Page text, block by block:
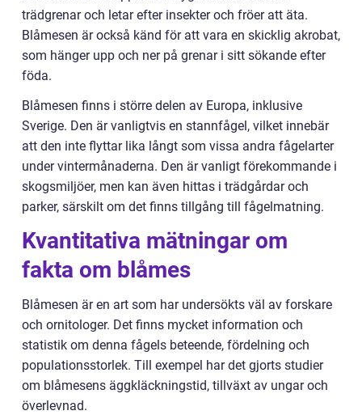
trädgrenar och letar efter insekter och fröer att äta.
Blåmesen är också känd för att vara en skicklig akrobat,
som hänger upp och ner på grenar i sitt sökande efter
föda.
Blåmesen finns i större delen av Europa, inklusive
Sverige. Den är vanligtvis en stannfågel, vilket innebär
att den inte flyttar lika långt som vissa andra fågelarter
under vintermånaderna. Den är vanligt förekommande i
skogsmiljöer, men kan även hittas i trädgårdar och
parker, särskilt om det finns tillgång till fågelmatning.
Kvantitativa mätningar om
fakta om blåmes
Blåmesen är en art som har undersökts väl av forskare
och ornitologer. Det finns mycket information och
statistik om denna fågels beteende, fördelning och
populationsstorlek. Till exempel har det gjorts studier
om blåmesens äggkläckningstid, tillväxt av ungar och
överlevnad.